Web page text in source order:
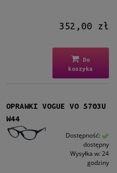
352,00 zł
Do
koszyka
OPRAWKI VOGUE VO 5703U
W44
Dostępność:
dostępny
Wysyłka w: 24
godziny